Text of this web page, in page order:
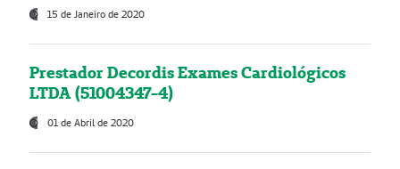
15 de Janeiro de 2020
Prestador Decordis Exames Cardiológicos
LTDA (51004347-4)
01 de Abril de 2020